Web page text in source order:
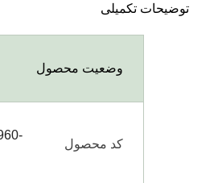
توضیحات تکمیلی
وضعیت محصول
کد محصول